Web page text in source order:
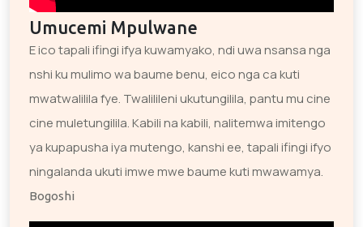
Umucemi Mpulwane
E ico tapali ifingi ifya kuwamyako, ndi uwa nsansa nga
nshi ku mulimo wa baume benu, eico nga ca kuti
mwatwalilila fye. Twalilileni ukutungilila, pantu mu cine
cine muletungilila. Kabili na kabili, nalitemwa imitengo
ya kupapusha iya mutengo, kanshi ee, tapali ifingi ifyo
ningalanda ukuti imwe mwe baume kuti mwawamya.
Bogoshi